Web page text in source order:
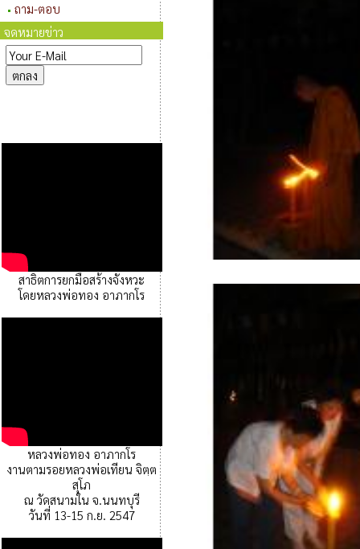
ถาม-ตอบ
จดหมายข่าว
สาธิตการยกมือสร้างจังหวะ
โดยหลวงพ่อทอง อาภากโร
หลวงพ่อทอง อาภากโร
งานตามรอยหลวงพ่อเทียน จิตฺต
สุโภ
ณ วัดสนามใน จ.นนทบุรี
วันที่ 13-15 ก.ย. 2547